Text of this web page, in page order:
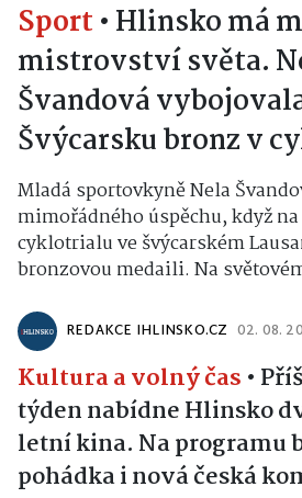
Sport • Hlinsko má
mistrovství světa.
Švandová
Švýcarsku bronz v
Mladá sportovkyně Nela
mimořádného úspěchu, když
cyklotrialu ve švýcarském
bronzovou medaili. Na
REDAKCE IHLINSKO.CZ 02. 08.
Kultura a volný čas •
týden nabídne Hlinsko
letní kina. Na programu
pohádka i nová česká